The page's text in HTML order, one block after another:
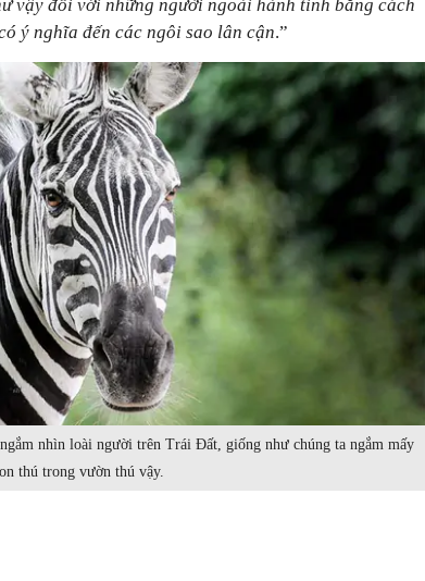
vậy đối với những người ngoài hành tinh bằng cách
ý nghĩa đến các ngôi sao lân cận.”
nhìn loài người trên Trái Đất, giống như chúng ta ngắm mấy
thú trong vườn thú vậy.